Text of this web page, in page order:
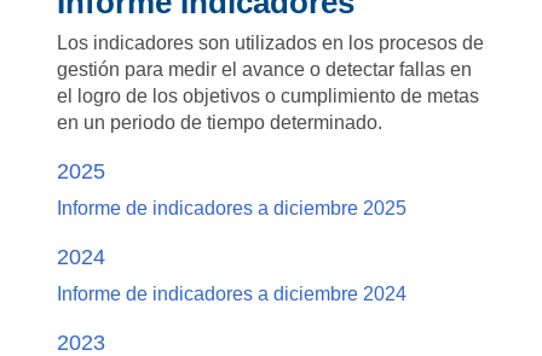
Los indicadores son utilizados en los procesos de
gestión para medir el avance o detectar fallas en
el logro de los objetivos o cumplimiento de metas
en un periodo de tiempo determinado.
2025
Informe de indicadores a diciembre 2025
2024
Informe de indicadores a diciembre 2024
2023